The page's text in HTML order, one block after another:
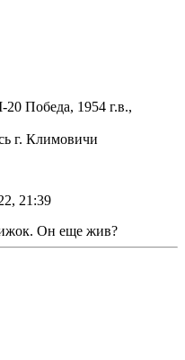
Победа, 1954 г.в.,
г. Климовичи
21:39
Он еще жив?